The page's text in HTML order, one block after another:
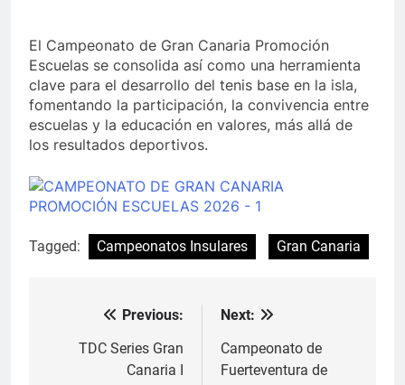
El Campeonato de Gran Canaria Promoción
Escuelas se consolida así como una herramienta
clave para el desarrollo del tenis base en la isla,
fomentando la participación, la convivencia entre
escuelas y la educación en valores, más allá de
los resultados deportivos.
Tagged: Campeonatos Insulares Gran Canaria
Navegación
Previous:
TDC Series Gran
Canaria I
Next:
Campeonato de
Fuerteventura de